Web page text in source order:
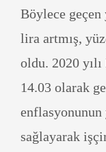
Böylece geçen
lira artmış,
oldu. 2020
14.03 olarak
enflasyonunun
sağlayarak